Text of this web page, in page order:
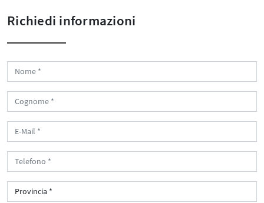
Richiedi informazioni